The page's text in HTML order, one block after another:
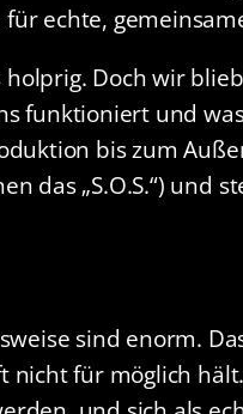
echte,
Doch wir
funktioniert und
bis zum
das „S.O.S.“) und
sind enorm.
für möglich